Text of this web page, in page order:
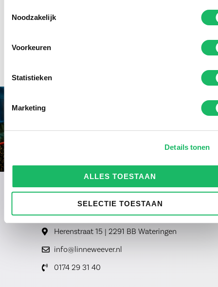
Noodzakelijk
Voorkeuren
Statistieken
Marketing
Details tonen
ALLES TOESTAAN
SELECTIE TOESTAAN
Herenstraat 15 | 2291 BB Wateringen
info@linneweever.nl
0174 29 31 40